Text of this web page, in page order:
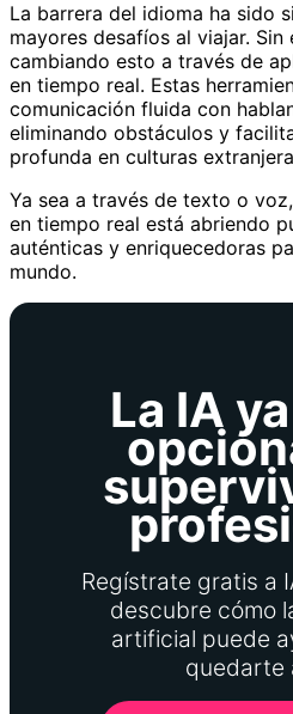
La barrera del idioma ha sido
mayores desafíos al viajar. Sin
cambiando esto a través de
en tiempo real. Estas
comunicación fluida con
eliminando obstáculos y
profunda en culturas
Ya sea a través de texto o
en tiempo real está abriendo
auténticas y enriquecedoras
mundo.
La IA
Regístrate gratis a
descubre cómo
artificial puede
quedarte